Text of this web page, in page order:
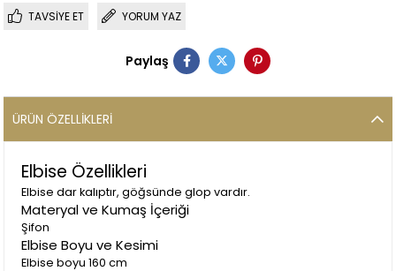
TAVSIYE ET YORUM YAZ
Paylaş
ÜRÜN ÖZELLIKLERI
Elbise Özellikleri
Elbise dar kalıptır, göğsünde glop vardır.
Materyal ve Kumaş İçeriği
Şifon
Elbise Boyu ve Kesimi
Elbise boyu 160 cm